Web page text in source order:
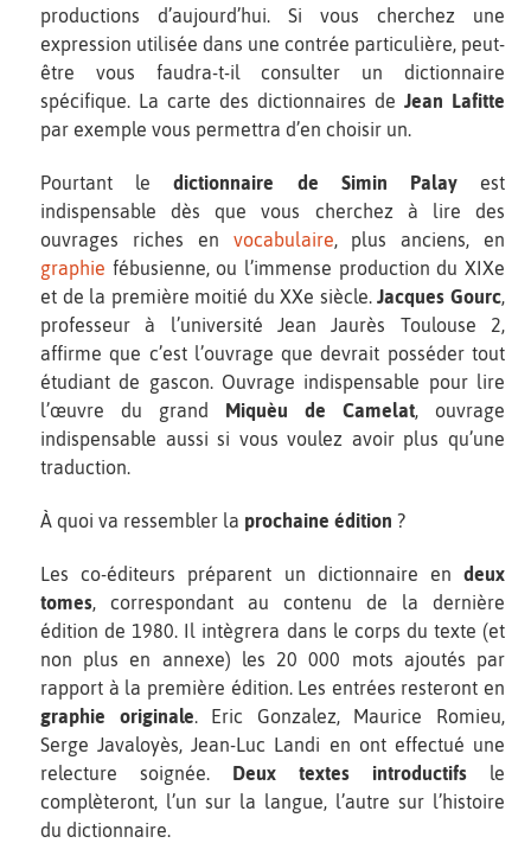
productions d’aujourd’hui. Si vous cherchez une
expression utilisée dans une contrée particulière, peut-
être vous faudra-t-il consulter un dictionnaire
spécifique. La carte des dictionnaires de Jean Lafitte
par exemple vous permettra d’en choisir un.
Pourtant ledictionnaire de Simin Palayest
indispensable dès que vous cherchez à lire des
ouvrages riches en vocabulaire, plus anciens, en
graphie fébusienne, ou l’immense production du XIXe
et de la première moitié du XXe siècle.Jacques Gourc,
professeur à l’université Jean Jaurès Toulouse 2,
affirme que c’est l’ouvrage que devrait posséder tout
étudiant de gascon. Ouvrage indispensable pour lire
l’œuvre du grand Miquèu de Camelat, ouvrage
indispensable aussi si vous voulez avoir plus qu’une
traduction.
À quoi va ressembler la prochaine édition ?
Les co-éditeurs préparent un dictionnaire en deux
tomes, correspondant au contenu de la dernière
édition de 1980. Il intègrera dans le corps du texte (et
non plus en annexe) les 20 000 mots ajoutés par
rapport à la première édition. Les entrées resteront en
graphie originale. Eric Gonzalez, Maurice Romieu,
Serge Javaloyès, Jean-Luc Landi en ont effectué une
relecture soignée. Deux textes introductifs le
complèteront, l’un sur la langue, l’autre sur l’histoire
du dictionnaire.